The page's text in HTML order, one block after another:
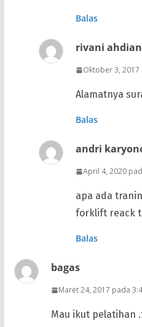
Balas
rivani
Oktober 3,
Alamatnya
Balas
andri
April 4, 2020
apa ada
forklift reack
Balas
bagas
Maret 24, 2017 pada
Mau ikut pelatihan